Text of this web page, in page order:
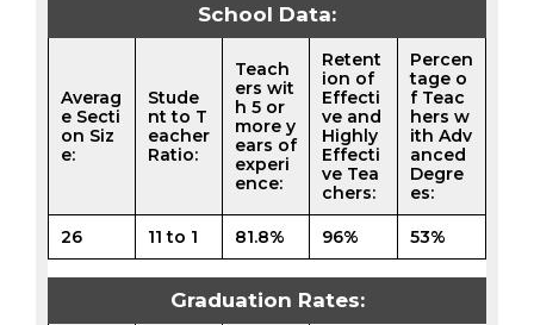
School Data:
Averag
e Secti
on Siz
e:
Stude
nt to T
eacher
Ratio:
Teach
ers wit
h 5 or
more y
ears of
experi
ence:
Retent
ion of
Effecti
ve and
Highly
Effecti
ve Tea
chers:
Percen
tage o
f Teac
hers w
ith Adv
anced
Degre
es:
26 11 to 1 81.8% 96% 53%
Graduation Rates: